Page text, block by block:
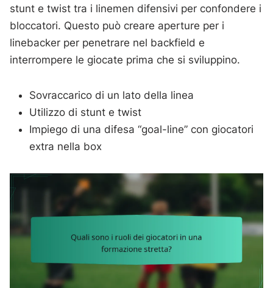
stunt e twist tra i linemen difensivi per confondere i
bloccatori. Questo può creare aperture per i
linebacker per penetrare nel backfield e
interrompere le giocate prima che si sviluppino.
Sovraccarico di un lato della linea
Utilizzo di stunt e twist
Impiego di una difesa “goal-line” con giocatori
extra nella box